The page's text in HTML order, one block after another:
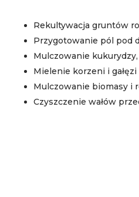
Rekultywacja gruntów
Przygotowanie pól pod
Mulczowanie
Mielenie korzeni i
Mulczowanie biomasy i
Czyszczenie wałów